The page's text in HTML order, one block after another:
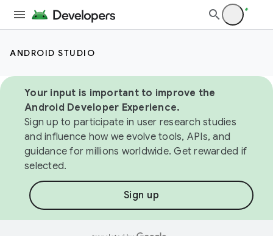
ANDROID STUDIO
Your input is important to improve the
Android Developer Experience.
Sign up to participate in user research studies
and influence how we evolve tools, APIs, and
guidance for millions worldwide. Get rewarded if
selected.
Sign up